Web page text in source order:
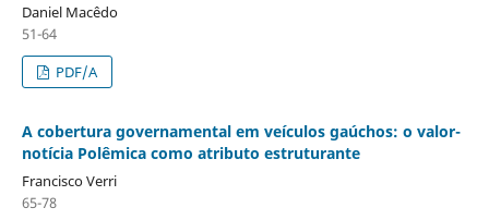
Daniel Macêdo
51-64
PDF/A
A cobertura governamental em veículos gaúchos: o valor-
notícia Polêmica como atributo estruturante
Francisco Verri
65-78